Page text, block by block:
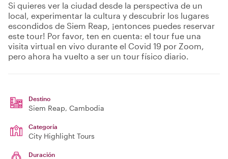
Si quieres ver la ciudad desde la perspectiva de un
local, experimentar la cultura y descubrir los lugares
escondidos de Siem Reap, ¡entonces puedes reservar
este tour! Por favor, ten en cuenta: el tour fue una
visita virtual en vivo durante el Covid 19 por Zoom,
pero ahora ha vuelto a ser un tour físico diario.
Destino
Siem Reap, Cambodia
Categoría
City Highlight Tours
Duración